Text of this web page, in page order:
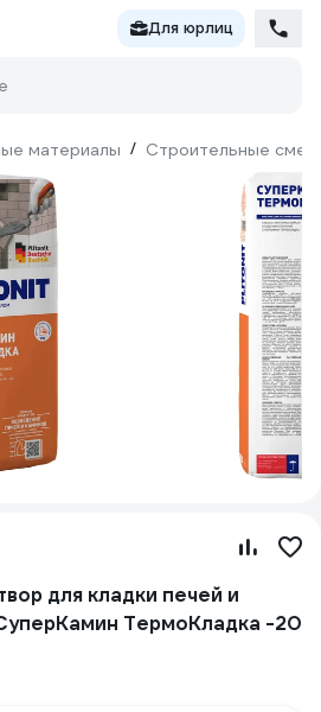
Для юрлиц
материалы / Строительные
для кладки печей и
ТермоКладка -20